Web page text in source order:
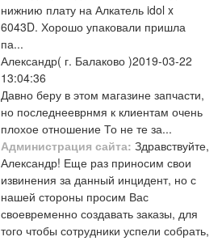
нижнию плату на Алкатель idol x
6043D. Хорошо упаковали пришла
па...
Александр( г. Балаково )2019-03-22
13:04:36
Давно беру в этом магазине запчасти,
но последнееврнмя к клиентам очень
плохое отношение То не те за...
Администрация сайта: Здравствуйте,
Александр! Еще раз приносим свои
извинения за данный инцидент, но с
нашей стороны просим Вас
своевременно создавать заказы, для
того чтобы сотрудники успели собрать,